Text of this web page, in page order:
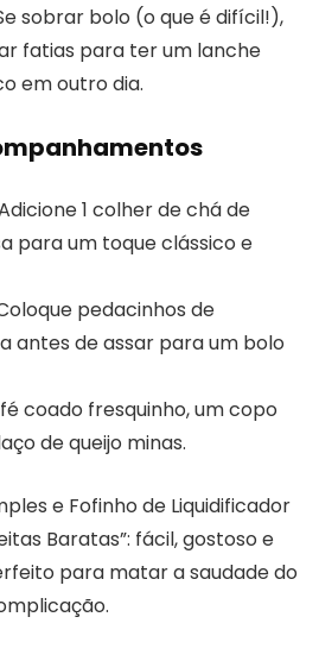
sobrar bolo (o que é difícil!),
fatias para ter um lanche
em outro dia.
1 colher de chá de
para um toque clássico e
pedacinhos de
antes de assar para um bolo
coado fresquinho, um copo
de queijo minas.
e Fofinho de Liquidificador
Baratas”: fácil, gostoso e
para matar a saudade do